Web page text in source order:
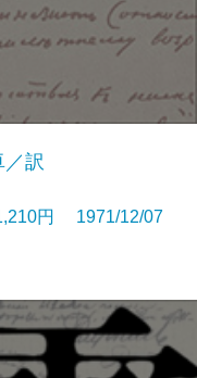
／訳
円 1971/12/07